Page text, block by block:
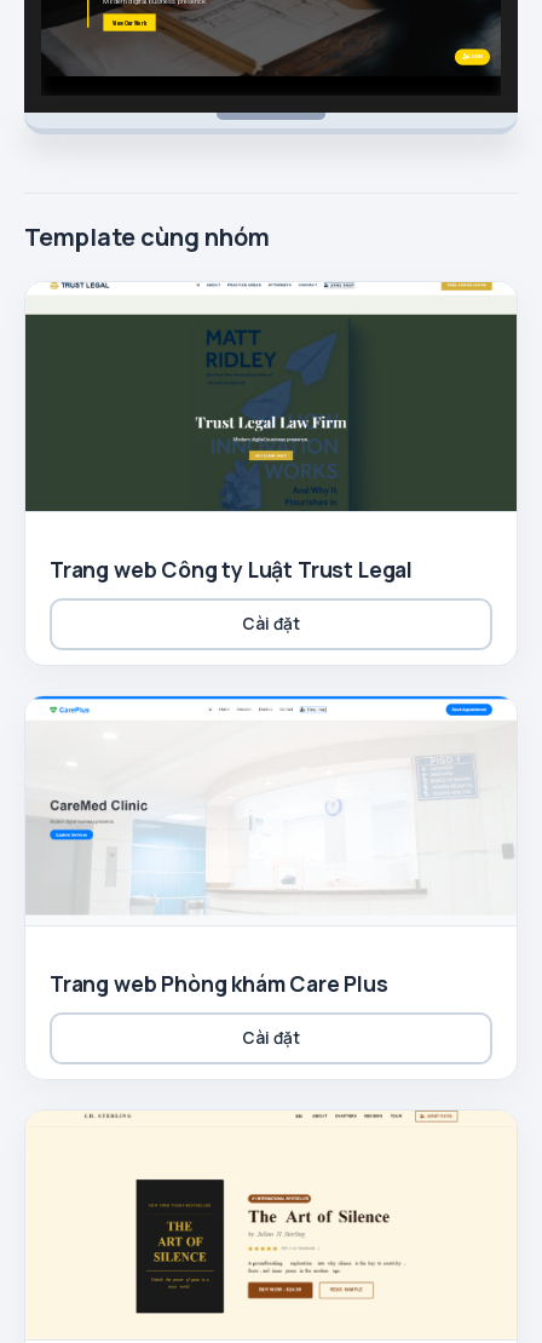
Template cùng nhóm
Trang web Công ty Luật Trust Legal
Cài đặt
Trang web Phòng khám Care Plus
Cài đặt